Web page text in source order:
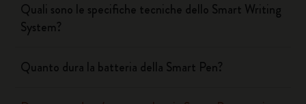
Quali sono le specifiche tecniche dello Smart Writing
System?
Quanto dura la batteria della Smart Pen?